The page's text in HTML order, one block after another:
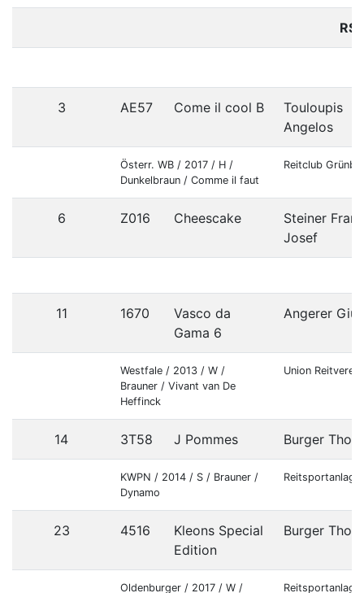
3 AE57 Come il cool B
Touloupis
Angelos
Österr. WB / 2017 / H /
Dunkelbraun / Comme il faut
Reitclub
6 Z016 Cheescake
Steiner Franz
Josef
11 1670
Vasco da
Gama 6
Angerer
Westfale / 2013 / W /
Brauner / Vivant van De
Heffinck
Union
14 3T58 J Pommes Burger
KWPN / 2014 / S / Brauner /
Dynamo
23 4516
Kleons Special
Edition
Burger
Oldenburger / 2017 / W /